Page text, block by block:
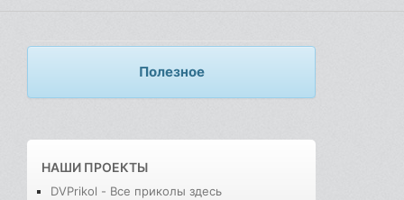
Полезное
НАШИ ПРОЕКТЫ
DVPrikol - Все приколы здесь